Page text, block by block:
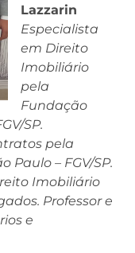
Lazzarin
Especialista
em Direito
Imobiliário
pela
Fundação
SP.
pela
Paulo – FGV/SP.
Imobiliário
Professor e
e